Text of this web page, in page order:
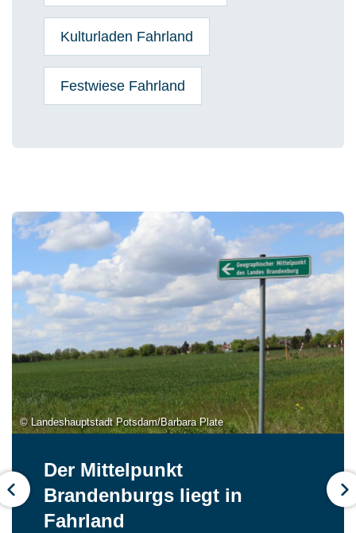
Kulturladen Fahrland
Festwiese Fahrland
© Landeshauptstadt Potsdam/Barbara Plate
Der Mittelpunkt
Brandenburgs liegt in
Fahrland
© Michael Lüder
Dorfkirche und Pfarrhaus
Fahrland
Die Dorfkirche Fahrland wurde im Jahr
© Stefan Matz
Fahrlander See
Der See zwischen Neu Fahrland und
Fahrland hat eine annähernd rechteckige